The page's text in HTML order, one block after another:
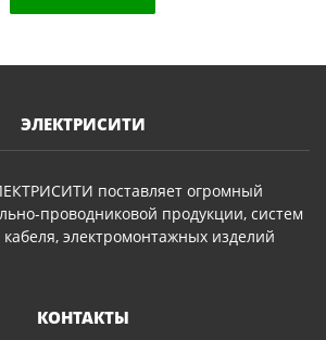
ЭЛЕКТРИСИТИ
поставляет огромный
проводниковой продукции, систем
электромонтажных изделий
КОНТАКТЫ